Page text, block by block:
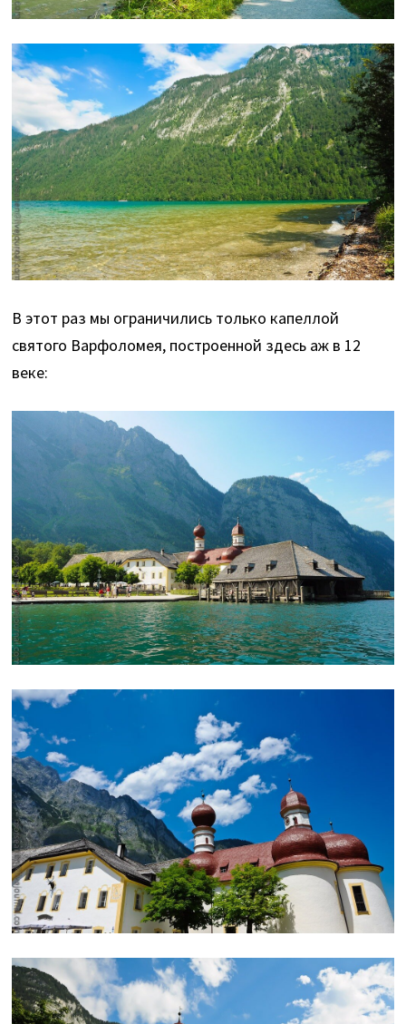
В этот раз мы ограничились только капеллой
святого Варфоломея, построенной здесь аж в 12
веке: